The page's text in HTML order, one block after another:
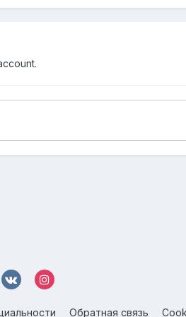
Обратная связь